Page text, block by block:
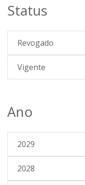
Status
Revogado
Vigente
Ano
2029
2028